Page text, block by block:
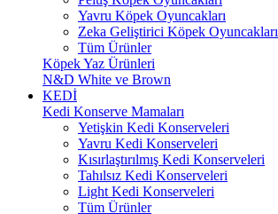
Yavru Köpek Oyuncakları
Zeka Geliştirici Köpek Oyuncakları
Tüm Ürünler
Köpek Yaz Ürünleri
N&D White ve Brown
KEDİ
Kedi Konserve Mamaları
Yetişkin Kedi Konserveleri
Yavru Kedi Konserveleri
Kısırlaştırılmış Kedi Konserveleri
Tahılsız Kedi Konserveleri
Light Kedi Konserveleri
Tüm Ürünler